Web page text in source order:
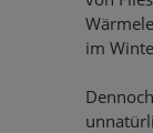
im